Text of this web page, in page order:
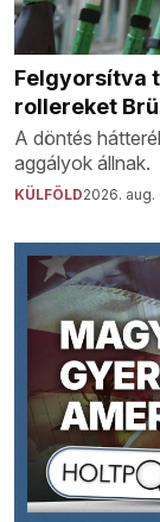
Felgyorsítva
rollereket
A döntés
aggályok állnak.
KÜLFÖLD2026. aug.